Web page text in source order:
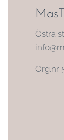
Östra
Org.nr